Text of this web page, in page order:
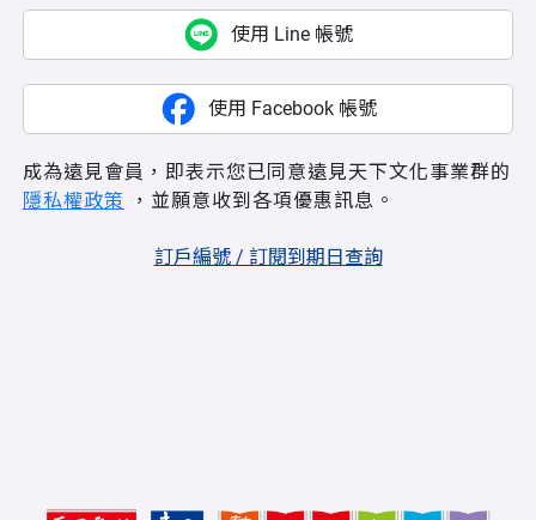
使用 Line 帳號
使用 Facebook 帳號
成為遠見會員，即表示您已同意遠見天下文化事業群的
隱私權政策 ，並願意收到各項優惠訊息。
訂戶編號 / 訂閱到期日查詢